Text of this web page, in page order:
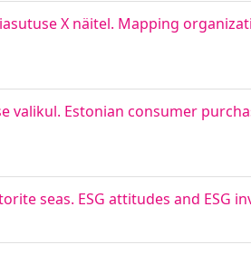
X näitel. Mapping
Estonian consumer
seas. ESG attitudes and ESG